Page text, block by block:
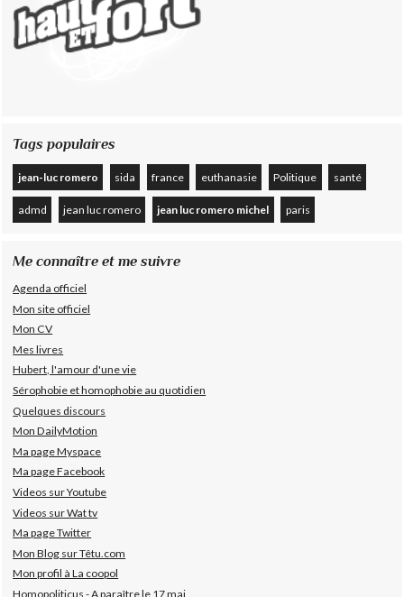
Tags populaires
jean-luc romero sida france euthanasie Politique santé
admd jean luc romero jean luc romero michel paris
Me connaître et me suivre
Agenda officiel
Mon site officiel
Mon CV
Mes livres
Hubert, l'amour d'une vie
Sérophobie et homophobie au quotidien
Quelques discours
Mon DailyMotion
Ma page Myspace
Ma page Facebook
Videos sur Youtube
Videos sur Wat tv
Ma page Twitter
Mon Blog sur Têtu.com
Mon profil à La coopol
Homopoliticus - A paraître le 17 mai